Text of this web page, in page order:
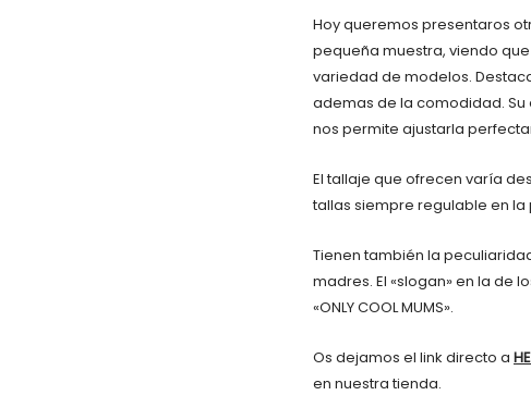
Hoy queremos presentaros
pequeña muestra, viendo
variedad de modelos.
ademas de la comodidad. Su
nos permite ajustarla
El tallaje que ofrecen varía
tallas siempre regulable en
Tienen también la
madres. El «slogan» en la de
«ONLY COOL MUMS».
Os dejamos el link directo a
en nuestra tienda.